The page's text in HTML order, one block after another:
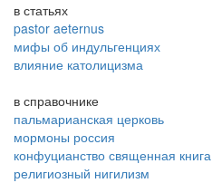
в статьях
pastor aeternus
мифы об индульгенциях
влияние католицизма
в справочнике
пальмарианская церковь
мормоны россия
конфуцианство священная книга
религиозный нигилизм